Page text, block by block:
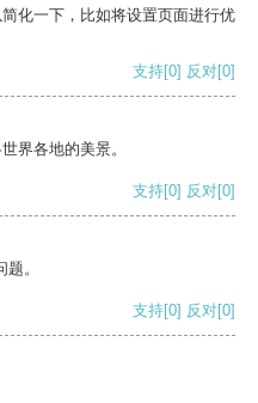
化一下，比如将设置页面进行优
支持[0] 反对[0]
界各地的美景。
支持[0] 反对[0]
。
支持[0] 反对[0]